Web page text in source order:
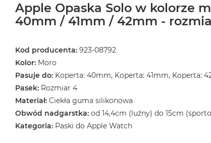
Apple Opaska Solo w kolorze
40mm / 41mm / 42mm -
Kod producenta: 923-08792
Kolor: Moro
Pasuje do: Koperta: 40mm, Koperta: 41mm, Koperta:
Pasek: Rozmiar 4
Materiał: Ciekła guma silikonowa
Obwód nadgarstka: od 14,4cm (luźny) do 15cm
Kategoria: Paski do Apple Watch